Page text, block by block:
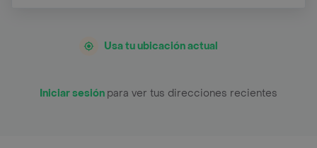
Usa tu ubicación actual
Iniciar sesión para ver tus direcciones recientes